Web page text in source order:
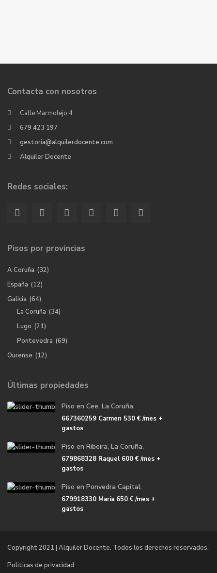
Contacta con nosotros
Calle Marmolejo,4
679 423 197
gestoria@alquilerdocente.com
Alquiler Docente
Redes sociales:
Pisos por provincias
A Coruña (32)
España (12)
Galicia (64)
La Coruña (34)
Lugo (21)
Pontevedra (69)
Ourense (12)
Últimas propiedades
Piso en Cee, La Coruña.
667360259 Carmen 530 €/mes +
gastos
Piso en Ribeira, La Coruña.
679868328 Raquel600 €/mes +
gastos
Piso en Ponvedra Capital.
679918330 María 650 €/mes +
gastos
Copyright 2021 | Alquiler Docente. Todos los derechos reservados.
Politicas de privacidad